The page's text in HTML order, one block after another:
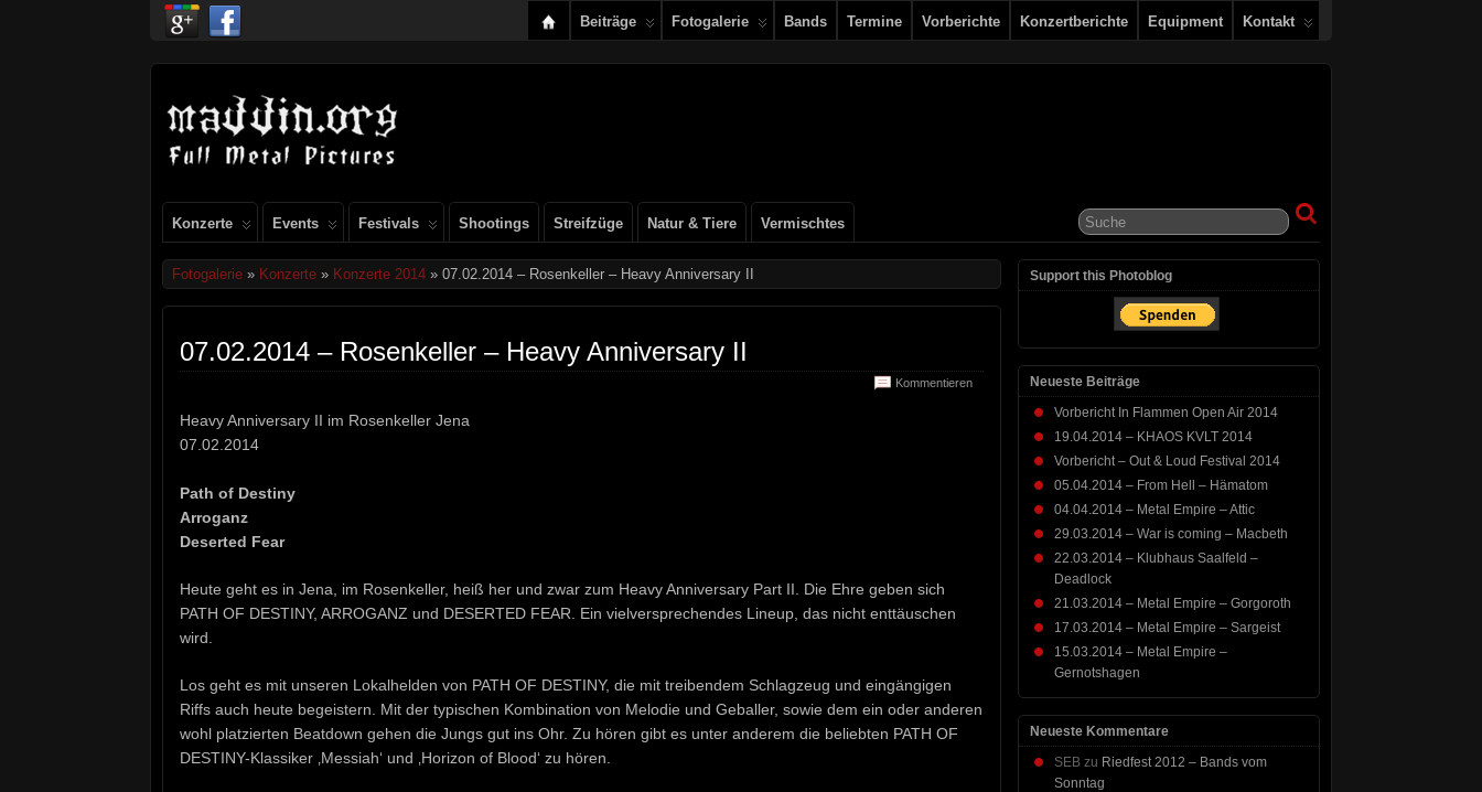
Beiträge Fotogalerie Bands Termine Vorberichte Konzertberichte Equipment Kontakt
Konzerte Events Festivals Shootings Streifzüge Natur & Tiere Vermischtes
Fotogalerie » Konzerte » Konzerte 2014 » 07.02.2014 – Rosenkeller – Heavy Anniversary II
07.02.2014 – Rosenkeller – Heavy Anniversary II
Kommentieren
Heavy Anniversary II im Rosenkeller Jena
07.02.2014
Path of Destiny
Arroganz
Deserted Fear
Heute geht es in Jena, im Rosenkeller, heiß her und zwar zum Heavy Anniversary Part II. Die Ehre geben sich
PATH OF DESTINY, ARROGANZ und DESERTED FEAR. Ein vielversprechendes Lineup, das nicht enttäuschen
wird.
Los geht es mit unseren Lokalhelden von PATH OF DESTINY, die mit treibendem Schlagzeug und eingängigen
Riffs auch heute begeistern. Mit der typischen Kombination von Melodie und Geballer, sowie dem ein oder anderen
wohl platzierten Beatdown gehen die Jungs gut ins Ohr. Zu hören gibt es unter anderem die beliebten PATH OF
DESTINY-Klassiker ‚Messiah‘ und ‚Horizon of Blood‘ zu hören.
Support this Photoblog
Neueste Beiträge
Vorbericht In Flammen Open Air 2014
19.04.2014 – KHAOS KVLT 2014
Vorbericht – Out & Loud Festival 2014
05.04.2014 – From Hell – Hämatom
04.04.2014 – Metal Empire – Attic
29.03.2014 – War is coming – Macbeth
22.03.2014 – Klubhaus Saalfeld –
Deadlock
21.03.2014 – Metal Empire – Gorgoroth
17.03.2014 – Metal Empire – Sargeist
15.03.2014 – Metal Empire –
Gernotshagen
Neueste Kommentare
SEB zu Riedfest 2012 – Bands vom
Sonntag